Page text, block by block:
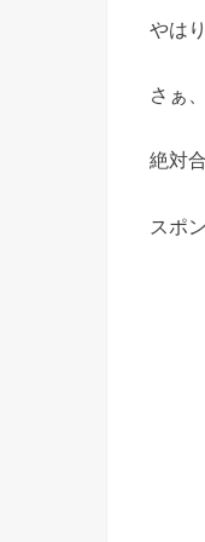
やは
さぁ
絶対
スポ